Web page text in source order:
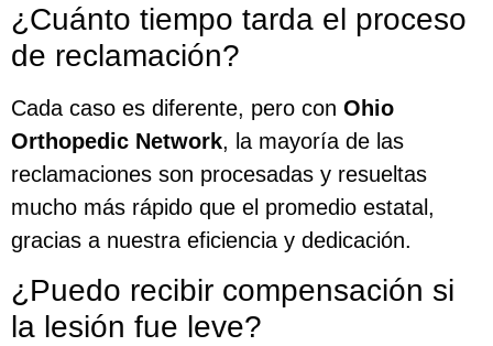
¿Cuánto tiempo tarda el proceso
de reclamación?
Cada caso es diferente, pero con Ohio
Orthopedic Network, la mayoría de las
reclamaciones son procesadas y resueltas
mucho más rápido que el promedio estatal,
gracias a nuestra eficiencia y dedicación.
¿Puedo recibir compensación si
la lesión fue leve?